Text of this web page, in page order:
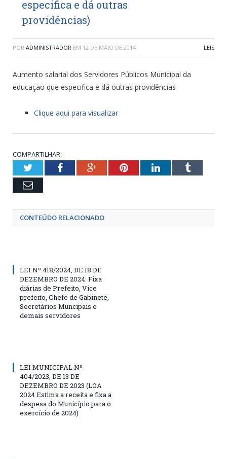
especifica e dá outras
providências)
POR ADMINISTRADOR EM 12 DE MAIO DE 2014 LEIS
Aumento salarial dos Servidores Públicos Municipal da
educação que especifica e dá outras providências
Clique aqui para visualizar
COMPARTILHAR:
TwitterFacebookGoogle+PinterestLinkedInTumblr
Email
CONTEÚDO RELACIONADO
LEI Nº 418/2024, DE 18 DE
DEZEMBRO DE 2024: Fixa
diárias de Prefeito, Vice
prefeito, Chefe de Gabinete,
Secretários Muncipais e
demais servidores
LEI MUNICIPAL Nº
404/2023, DE 13 DE
DEZEMBRO DE 2023 (LOA
2024 Estima a receita e fixa a
despesa do Município para o
exercício de 2024)